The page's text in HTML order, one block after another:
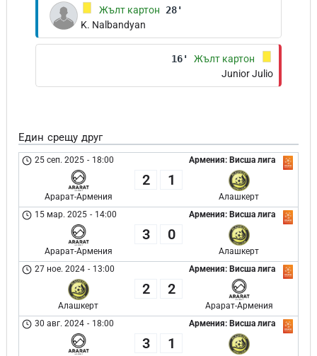
Жълт картон
28'
K. Nalbandyan
16'
Жълт картон
Junior Julio
Един срещу друг
Армения: Висша лига
25 сеп. 2025 - 18:00
Арарат-Армения
2 1
Алашкерт
Армения: Висша лига
15 мар. 2025 - 14:00
Арарат-Армения
3 0
Алашкерт
Армения: Висша лига
27 ное. 2024 - 13:00
Алашкерт
2 2
Арарат-Армения
Армения: Висша лига
30 авг. 2024 - 18:00
3 1